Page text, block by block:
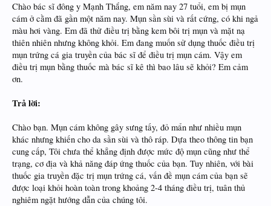
Chào bác sĩ đông y Mạnh Thắng, em năm nay 27 tuổi, em bị mụn
cám ở cằm đã gần một năm nay. Mụn sần sùi và rất cứng, có khi ngả
màu hơi vàng. Em đã thử điều trị bằng kem bôi trị mụn và mặt nạ
thiên nhiên nhưng không khỏi. Em đang muốn sử dụng thuốc điều trị
mụn trứng cá gia truyền của bác sĩ để điều trị mụn cám. Vậy em
điều trị mụn bằng thuốc mà bác sĩ kê thì bao lâu sẽ khỏi? Em cảm
ơn.
Trả lời:
Chào bạn. Mụn cám không gây sưng tấy, đỏ mẩn như nhiều mụn
khác nhưng khiến cho da sần sùi và thô ráp. Dựa theo thông tin bạn
cung cấp, Tôi chưa thể khẳng định được mức độ mụn cũng như thể
trạng, cơ địa và khả năng đáp ứng thuốc của bạn. Tuy nhiên, với bài
thuốc gia truyền đặc trị mụn trứng cá, vấn đề mụn cám của bạn sẽ
được loại khỏi hoàn toàn trong khoảng 2-4 tháng điều trị, tuân thủ
nghiêm ngặt hướng dẫn của chúng tôi.